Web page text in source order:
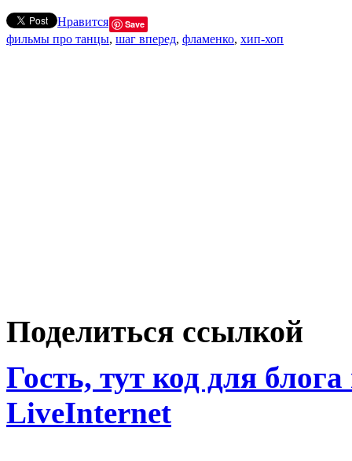
Нравится Save
фильмы про танцы, шаг вперед, фламенко, хип-хоп
Поделиться ссылкой
Гость, тут код для
LiveInternet